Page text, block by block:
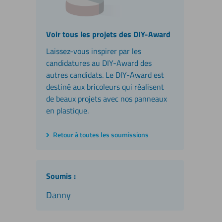
Voir tous les projets des DIY-Award
Laissez-vous inspirer par les
candidatures au DIY-Award des
autres candidats. Le DIY-Award est
destiné aux bricoleurs qui réalisent
de beaux projets avec nos panneaux
en plastique.
Retour à toutes les soumissions
Soumis :
Danny